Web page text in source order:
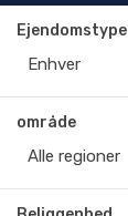
Ejendomstype
Enhver
område
Alle regioner